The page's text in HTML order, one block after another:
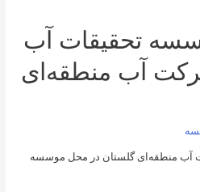
آب
منطقه‌ای
در محل موسسه